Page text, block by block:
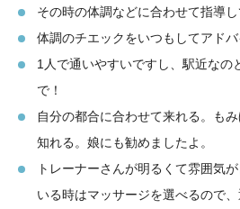
その時の体調などに合わせて指導
体調のチエックをいつもしてアド
1人で通いやすいですし、駅近なの
で！
自分の都合に合わせて来れる。も
知れる。娘にも勧めましたよ。
トレーナーさんが明るくて雰囲気
いる時はマッサージを選べるので